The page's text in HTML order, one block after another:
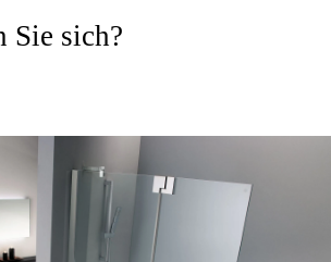
Sie sich?